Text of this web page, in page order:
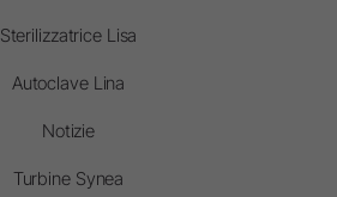
Sterilizzatrice Lisa
Autoclave Lina
Notizie
Turbine Synea